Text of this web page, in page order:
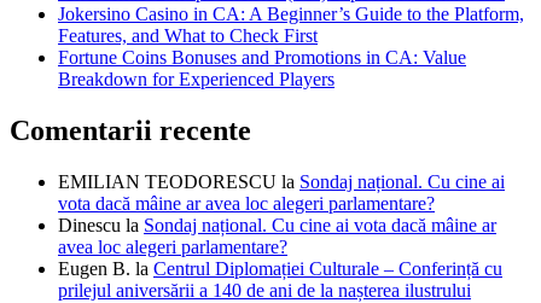
Jokersino Casino in CA: A Beginner’s Guide to the Platform,
Features, and What to Check First
Fortune Coins Bonuses and Promotions in CA: Value
Breakdown for Experienced Players
Comentarii recente
EMILIAN TEODORESCU la Sondaj național. Cu cine ai
vota dacă mâine ar avea loc alegeri parlamentare?
Dinescu la Sondaj național. Cu cine ai vota dacă mâine ar
avea loc alegeri parlamentare?
Eugen B. la Centrul Diplomației Culturale – Conferință cu
prilejul aniversării a 140 de ani de la nașterea ilustrului